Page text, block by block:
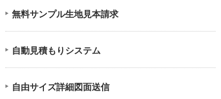
無料サンプル生地見本請求
自動見積もりシステム
自由サイズ詳細図面送信